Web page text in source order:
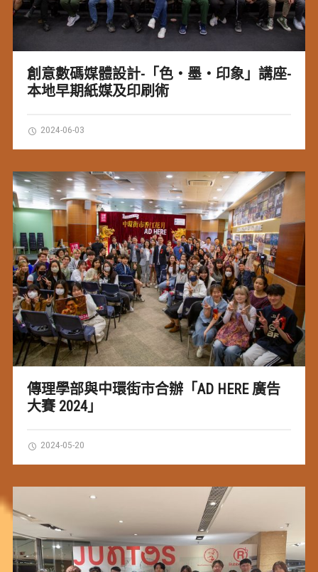
創意數碼媒體設計-「色・墨・印象」講座-
本地早期紙媒及印刷術
2024-06-03
傳理學部與中環街市合辦「AD HERE 廣告
大賽 2024」
2024-05-20